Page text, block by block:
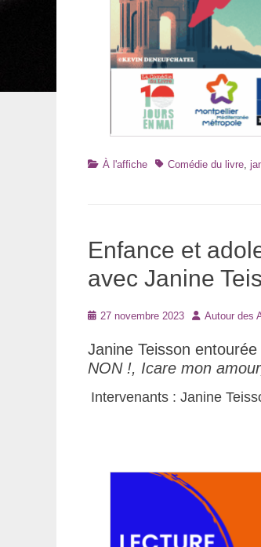
Catégories
À l'affiche TagsComédie du livre,
Enfance et
avec Janine
Posté27 novembre 2023 Auteur
Autour des
Janine Teisson
NON !, Icare mon
Intervenants : Janine